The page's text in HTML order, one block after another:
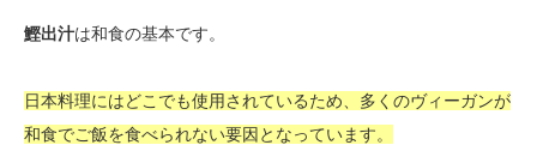
鰹出汁は和食の基本です。
日本料理にはどこでも使用されているため、多くのヴィーガンが
和食でご飯を食べられない要因となっています。